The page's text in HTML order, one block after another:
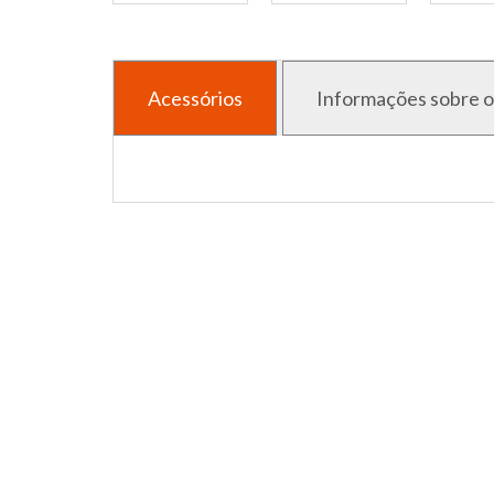
Acessórios Informações sobre